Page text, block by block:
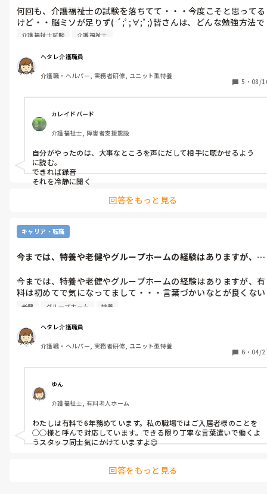
思います。
その分、スタッフにも接遇の力が必要とされる場所もあるかと思い
ます。ただ、通常は基本的な対応が取れていれば問題ないと思いま
一日の流れは、食事や排泄、入浴、移動の介助、体操やレク、外出の
付き添い、ご入居者様の洗濯(場所による)、居室の掃除、定期的なイ
ベントなど、合間に記録、情報交換は送りのノートが基本、必要に応
日勤(早番、遅番)、夜勤、日勤では非常勤の方がスポットでヘルプに
入られることもありました。
少しでもお役に立てれば幸いです。良い職場が見つかるといいですね
😊
何回も、介護福祉士の試験を落ちてて・・・今度こそと思ってる
けど・・脳ミソが足りず( ´;ﾟ;∀;ﾟ;)皆さんは、どんな勉強方法で
すか？私は、片道1時間の車通勤です。
介護福祉士試験 介護福祉士
ヘタレ介護職員
介護職・ヘルパー, 実務者研修, ユニット型特養
5 ・ 08/
カレイドバード
介護福祉士, 障害者支援施設
自分がやったのは、大事なところを声にだして相手に聴かせるよう
に読む。
できれば録音
それを冷静に聞く
回答をもっと見る
キャリア・転職
今までは、特養や老健やグループホームの経験はありますが、有
今までは、特養や老健やグループホームの経験はありますが、有
料は初めてで気になってまして・・・言葉づかいなとが良くない
とと、聞きます！有料に勤務されてる方に、聞きたいのですが仕
さい( ｡ﾟДﾟ｡)
老健 グループホーム 特養
ヘタレ介護職員
介護職・ヘルパー, 実務者研修, ユニット型特養
6 ・ 04/
ゆん
介護福祉士, 有料老人ホーム
わたしは有料で6年務めています。私の職場ではご入居者様のことを
○○様と呼んで対応しています。できる限り丁寧な言葉遣いで働くよ
うスタッフ同士気にかけていますよ😊
回答をもっと見る